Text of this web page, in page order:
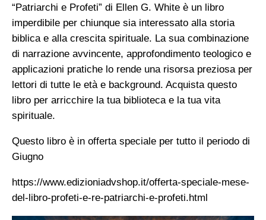
“Patriarchi e Profeti” di Ellen G. White è un libro
imperdibile per chiunque sia interessato alla storia
biblica e alla crescita spirituale. La sua combinazione
di narrazione avvincente, approfondimento teologico e
applicazioni pratiche lo rende una risorsa preziosa per
lettori di tutte le età e background. Acquista questo
libro per arricchire la tua biblioteca e la tua vita
spirituale.
Questo libro è in offerta speciale per tutto il periodo di
Giugno
https://www.edizioniadvshop.it/offerta-speciale-mese-
del-libro-profeti-e-re-patriarchi-e-profeti.html